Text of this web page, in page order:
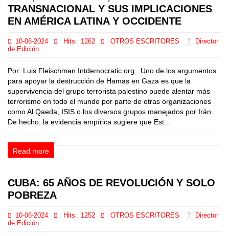
TRANSNACIONAL Y SUS IMPLICACIONES
EN AMÉRICA LATINA Y OCCIDENTE
10-06-2024 Hits: 1262 OTROS ESCRITORES
Director
de Edición
Por: Luis Fleischman Intdemocratic.org Uno de los argumentos
para apoyar la destrucción de Hamas en Gaza es que la
supervivencia del grupo terrorista palestino puede alentar más
terrorismo en todo el mundo por parte de otras organizaciones
como Al Qaeda, ISIS o los diversos grupos manejados por Irán.
De hecho, la evidencia empírica sugiere que Est...
Read more
CUBA: 65 AÑOS DE REVOLUCIÓN Y SOLO
POBREZA
10-06-2024 Hits: 1252 OTROS ESCRITORES
Director
de Edición